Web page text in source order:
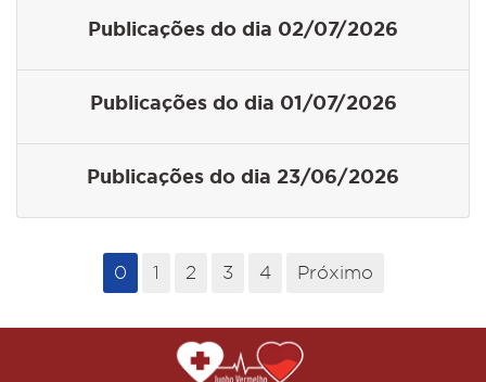
Publicações do dia 02/07/2026
Publicações do dia 01/07/2026
Publicações do dia 23/06/2026
0 1 2 3 4 Próximo